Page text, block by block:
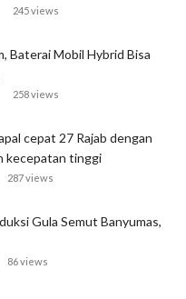
245 views
Baterai Mobil Hybrid Bisa
258 views
cepat 27 Rajab dengan
kecepatan tinggi
287 views
Gula Semut Banyumas,
86 views